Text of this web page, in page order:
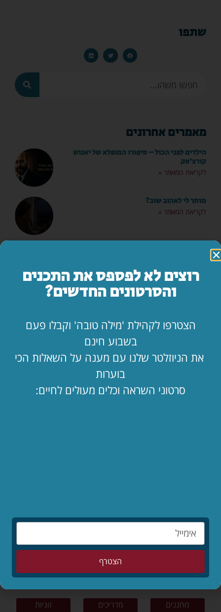
שתפו
מאמרים אחרונים
הילדים לפני הכול – סיפורו המופלא של יאנוש
קורצ'אק
לקריאת המאמר »
מותר לי לאהוב שוב?
לקריאת המאמר »
מה עושים ביום הצום?
"אמא, יש משהו שאני חייב לספר לך…"
לקריאת המאמר »
החופש כאן. בעלי שם. איך מחזיקים מעמד?!
תפילה
ציונות דתית פרשת שבוע סיפורים
מחנכים מדריכים זוגיות
רוצים לא לפספס את התכנים
והסרטונים החדשים?
הצטרפו לקהילת 'מילה טובה' וקבלו פעם
בשבוע חינם
את הניוזלטר שלנו עם מענה על השאלות הכי
בוערות
סרטוני השראה וכלים מעולים לחיים:
הצטרף